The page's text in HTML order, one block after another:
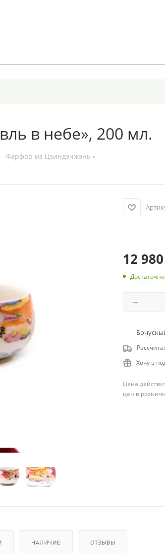
в небе», 200 мл.
Фарфор из Цзиндэчжэнь
12 980
Достаточно
Хочу в
Цена
цен в
НАЛИЧИЕ ОТЗЫВЫ